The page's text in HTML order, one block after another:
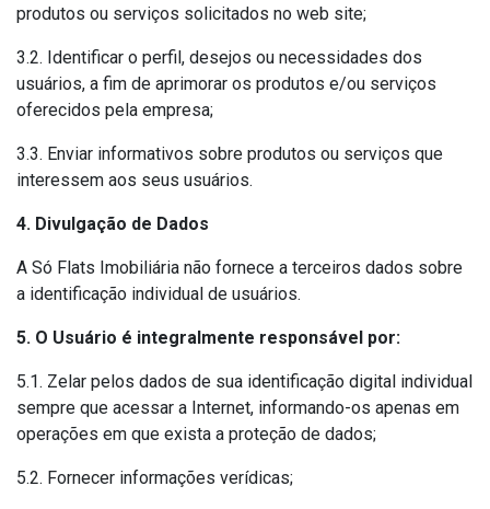
produtos ou serviços solicitados no web site;
3.2. Identificar o perfil, desejos ou necessidades dos
usuários, a fim de aprimorar os produtos e/ou serviços
oferecidos pela empresa;
3.3. Enviar informativos sobre produtos ou serviços que
interessem aos seus usuários.
4. Divulgação de Dados
A Só Flats Imobiliária não fornece a terceiros dados sobre
a identificação individual de usuários.
5. O Usuário é integralmente responsável por:
5.1. Zelar pelos dados de sua identificação digital individual
sempre que acessar a Internet, informando-os apenas em
operações em que exista a proteção de dados;
5.2. Fornecer informações verídicas;